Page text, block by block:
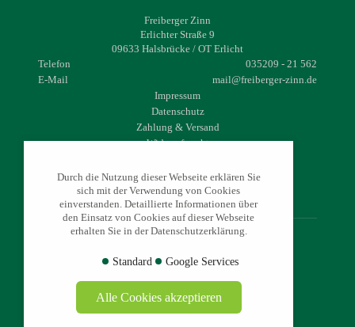
Freiberger Zinn
Erlichter Straße 9
09633 Halsbrücke / OT Erlicht
Telefon
035209 - 21 562
E-Mail
mail@freiberger-zinn.de
Impressum
Datenschutz
Zahlung & Versand
Widerrufsrecht
Durch die Nutzung dieser Webseite erklären Sie
sich mit der Verwendung von Cookies
einverstanden. Detaillierte Informationen über
den Einsatz von Cookies auf dieser Webseite
erhalten Sie in der Datenschutzerklärung.
Standard Google Services
Alle Cookies akzeptieren